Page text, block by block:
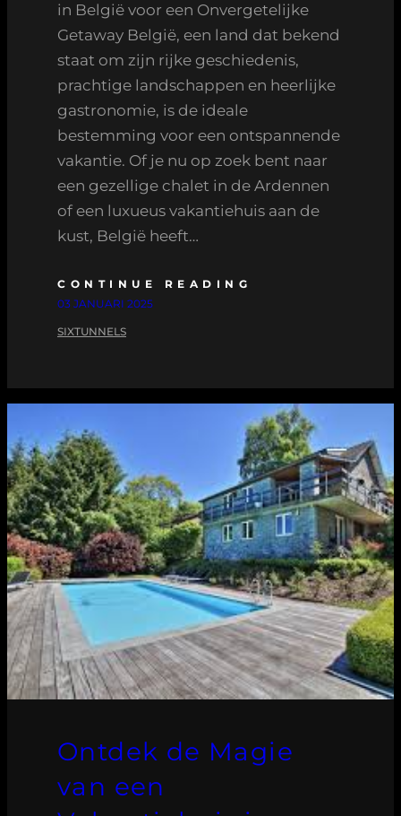
in België voor een Onvergetelijke
Getaway België, een land dat bekend
staat om zijn rijke geschiedenis,
prachtige landschappen en heerlijke
gastronomie, is de ideale
bestemming voor een ontspannende
vakantie. Of je nu op zoek bent naar
een gezellige chalet in de Ardennen
of een luxueus vakantiehuis aan de
kust, België heeft…
CONTINUE READING
03 JANUARI 2025
SIXTUNNELS
Ontdek de Magie
van een